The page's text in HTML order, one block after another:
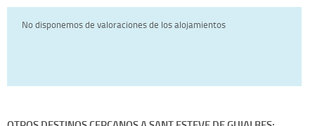
No disponemos de valoraciones de los alojamientos